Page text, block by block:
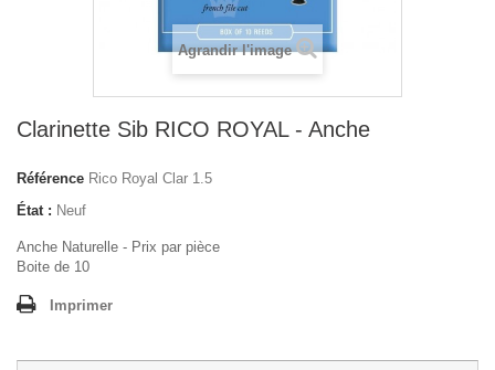
Agrandir l'image
Clarinette Sib RICO ROYAL - Anche
Référence Rico Royal Clar 1.5
État : Neuf
Anche Naturelle - Prix par pièce
Boite de 10
Imprimer